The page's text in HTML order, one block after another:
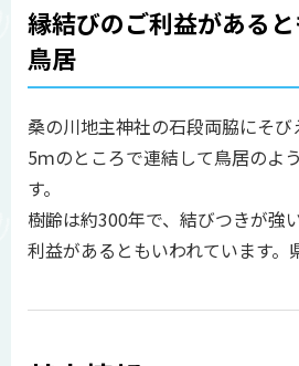
縁結びのご利益がある
鳥居
桑の川地主神社の石段両脇にそ
5ｍのところで連結して鳥居のよ
す。
樹齢は約300年で、結びつきが強
利益があるともいわれています。